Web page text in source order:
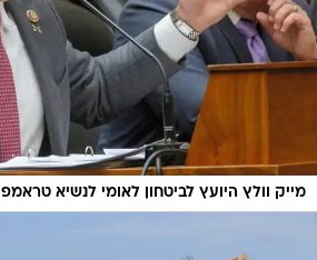
מייק וולץ היועץ לביטחון לאומי לנשיא טראמפ